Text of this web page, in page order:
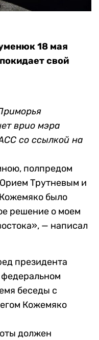
18 мая
свой
врио мэра
со ссылкой на
полпредом
Трутневым и
было
решение о моем
— написал
президента
беседы с
Кожемяко
должен